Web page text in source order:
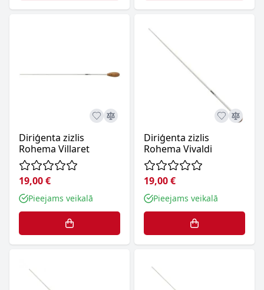
Diriģenta zizlis
Rohema Villaret
19,00 €
Pieejams veikalā
Diriģenta zizlis
Rohema Vivaldi
19,00 €
Pieejams veikalā